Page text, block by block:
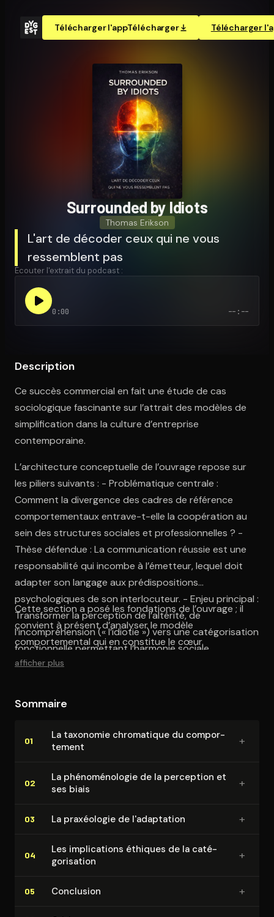
Télécharger l'appTélécharger Télécharger
Ouvre l'app Appareil photo, pointe sur le code. C'est gratuit à
Surrounded by Idiots
Thomas Erikson
L'art de décoder ceux qui ne vous
ressemblent pas
Écouter l'extrait du podcast :
0:00 --:--
Description
Ce succès commercial en fait une étude de cas
sociologique fascinante sur l’attrait des modèles de
simplification dans la culture d’entreprise
contemporaine.
L’architecture conceptuelle de l’ouvrage repose sur
les piliers suivants : - Problématique centrale :
Comment la divergence des cadres de référence
comportementaux entrave-t-elle la coopération au
sein des structures sociales et professionnelles ? -
Thèse défendue : La communication réussie est une
responsabilité qui incombe à l’émetteur, lequel doit
adapter son langage aux prédispositions
psychologiques de son interlocuteur. - Enjeu principal :
Transformer la perception de l’altérité, de
l’incompréhension (« l’idiotie ») vers une catégorisation
fonctionnelle permettant l’harmonie sociale.
Cette section a posé les fondations de l’ouvrage ; il
convient à présent d’analyser le modèle
comportemental qui en constitue le cœur.
afficher plus
Sommaire
01
La taxonomie chromatique du com­por­
te­ment
+
02
La phé­no­mé­no­lo­gie de la perception et
ses biais
+
03 La praxéologie de l'adap­ta­tion +
04
Les im­pli­ca­tions éthiques de la ca­té­
go­ri­sa­tion
+
05 Conclusion +